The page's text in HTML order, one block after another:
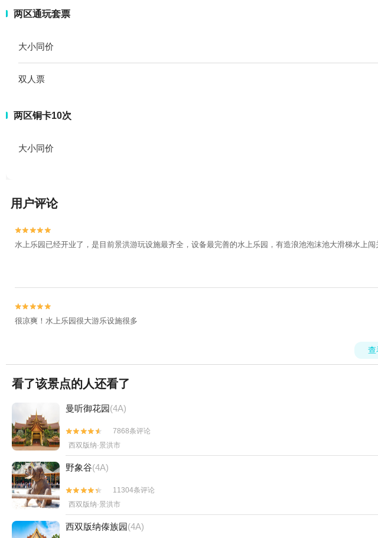
两区通玩套票
大小同价
双人票
两区铜卡10次
大小同价
用户评论


水上乐园已经开业了，是目前景洪游玩设施最齐全，设备最完善的水上乐园，有造浪池泡沫池大滑梯水上


很凉爽！水上乐园很大游乐设施很多
查
看了该景点的人还看了
曼听御花园(4A)


7868条评论
西双版纳·景洪市
野象谷(4A)


11304条评论
西双版纳·景洪市
西双版纳傣族园(4A)